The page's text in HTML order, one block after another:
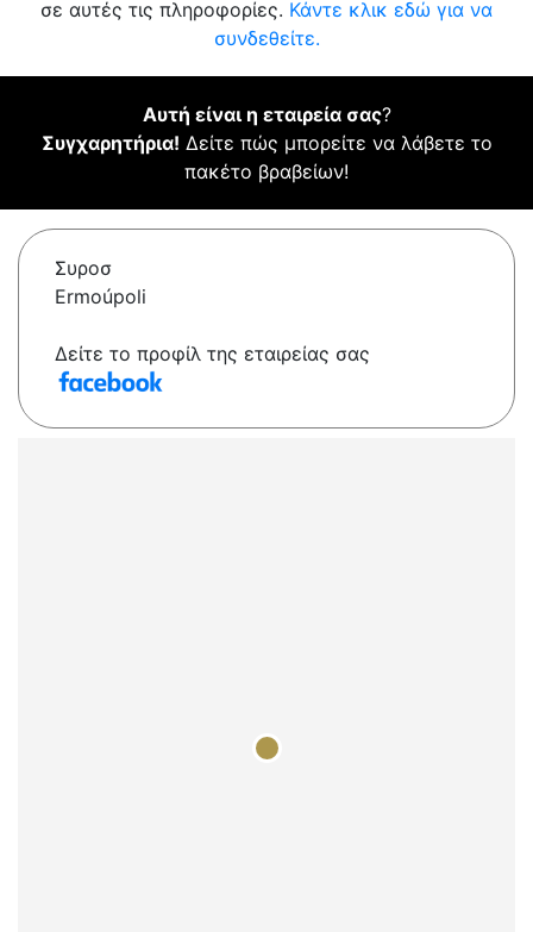
σε αυτές τις πληροφορίες. Κάντε κλικ εδώ για να
συνδεθείτε.
Αυτή είναι η εταιρεία σας?
Συγχαρητήρια! Δείτε πώς μπορείτε να λάβετε το
πακέτο βραβείων!
Συροσ
Ermoúpoli
Δείτε το προφίλ της εταιρείας σας